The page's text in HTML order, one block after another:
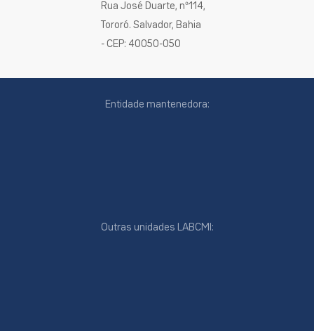
Rua José Duarte, nº114,
Tororó. Salvador, Bahia
- CEP: 40050-050
Entidade mantenedora:
Outras unidades LABCMI: